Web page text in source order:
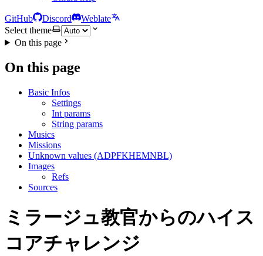
GitHub Discord
Weblate
Select theme
On this page
On this page
Basic Infos
Settings
Int params
String params
Musics
Missions
Unknown values (ADPFKHEMNBL)
Images
Refs
Sources
ミラージュ教官からのハイス
コアチャレンジ